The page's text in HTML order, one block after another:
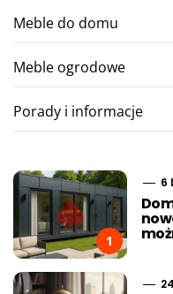
Meble do domu
Meble ogrodowe
Porady i informacje
1
6